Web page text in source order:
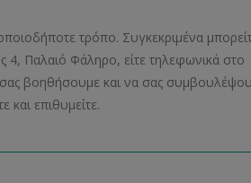
τρόπο. Συγκεκριμένα
4, Παλαιό Φάληρο, είτε τηλεφωνικά στο
σας βοηθήσουμε και να σας
και επιθυμείτε.